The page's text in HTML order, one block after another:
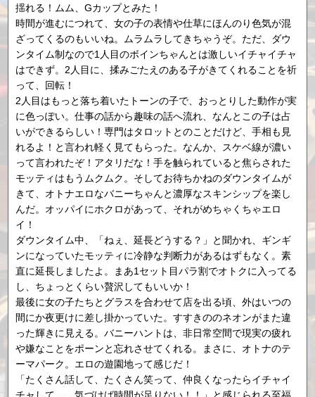
揺れる！ムム、Gカップとみた！
時間が進むにつれて、女の子の表情や仕草にほんのり色気が混
ざってくるのもいいね。ムラムラしてきちゃうぞ。ただ、ダウ
ンタイム制なので1人目のボインちゃんとは激しいイチャイチャ
はできず。2人目に、揉みごたえのある子がきてくれることを祈
って、回転！
2人目はもっと落ち着いたトーンの子で、おっとりした動作が実
に色っぽい。仕事の話から趣味の話へ流れ、なんとこの子は占
いができるらしい！専門はタロットとのことだけど、手相も見
れるよ！と言われ軽く見てもらった。なんか、スケベ線が濃い
って言われたぞ！アタリだな！手を触られていると焦らされた
モッティはもうムクムク。そしてお待ちかねのダウンタイムが
きて、オトナエロなバニーちゃんと濃厚なスキンシップを楽し
んだ。オッパイにホクロがあって、それがめちゃくちゃエロ
イ！
ダウンタイム中、「ねぇ、延長どうする？」と聞かれ、ギンギ
ンになっていたモッティに冷静な判断力があるはずもなく。素
直に延長しましたよ。まあ1セット目パラ割でオトクに入ってる
し、ちょっとくらい贅沢してもいいか！
最後に女の子たちとグラスを合わせて店を出る頃、外はいつの
間にか夜更けに差し掛かっていた。すすきののネオンがまた違
った輝きに見える。バニーハントは、非日常空間で現実の疲れ
や嫌なことをポーンと忘れさせてくれる。まさに、オトナのテ
ーマパーク。エロの遊園地って感じだ！
「たくさん話して、たくさん笑って、仲良くなったらイチャイ